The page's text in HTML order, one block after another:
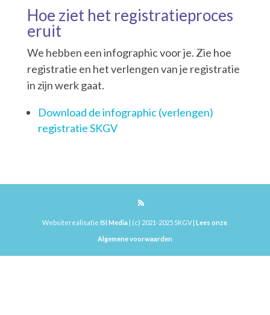
Hoe ziet het registratieproces
eruit
We hebben een infographic voor je. Zie hoe
registratie en het verlengen van je registratie
in zijn werk gaat.
Download de infographic (verlengen)
registratie SKGV
WebsiterealisatieISI Media | (c) 2021-2025 SKGV |Lees onze
Algemene voorwaarden